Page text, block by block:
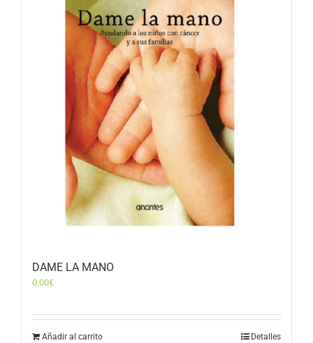
DAME LA MANO
0,00€
Añadir al carrito Detalles